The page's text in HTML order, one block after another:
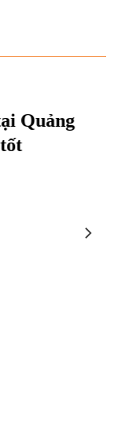
Đại lý thiết bị
Đặc biệt với mức giá
ngoại nhập nên thiết